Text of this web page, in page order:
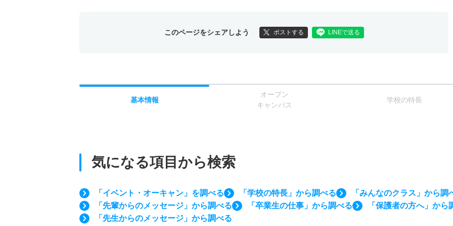
このページをシェアしよう ポストする LINEで送る
基本情報
オープン
キャンパス
学校の特長
気になる項目から検索
「イベント・オーキャン」を調べる 「学校の特長」から調べる
「みんなのクラス」から調
「先輩からのメッセージ」から調べる
「卒業生の仕事」から調べる
「保護者の方へ」から
「先生からのメッセージ」から調べる